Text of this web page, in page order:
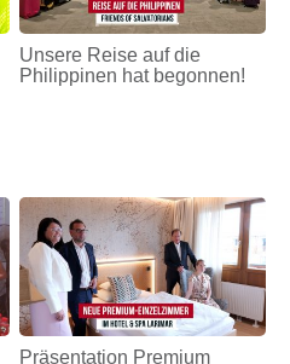
Unsere Reise auf die
Philippinen hat begonnen!
Präsentation Premium